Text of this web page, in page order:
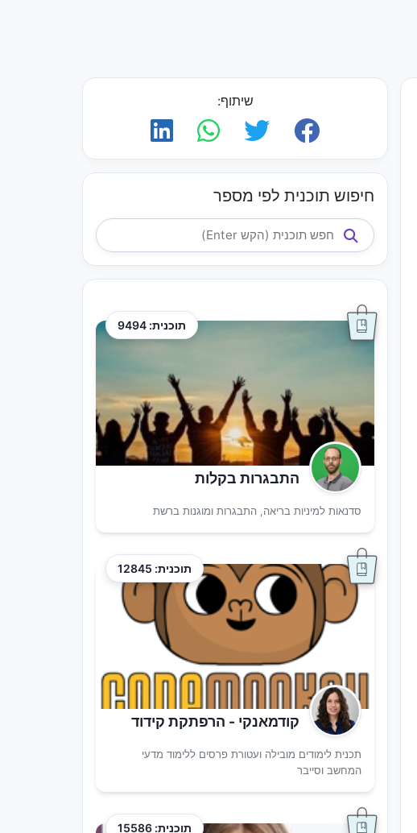
שיתוף:
חיפוש תוכנית לפי מספר
תוכנית: 9494
התבגרות בקלות
סדנאות למיניות בריאה, התבגרות ומוגנות ברשת
תוכנית: 12845
קודמאנקי - הרפתקת קידוד
תכנית לימודים מובילה ועטורת פרסים ללימוד מדעי
המחשב וסייבר
תוכנית: 15586